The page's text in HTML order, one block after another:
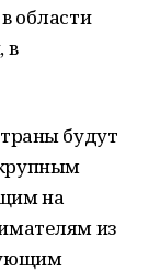
области
в
будут
на
из